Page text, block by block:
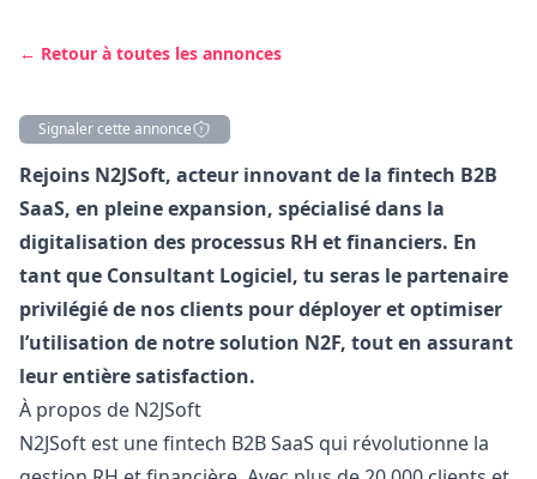
← Retour à toutes les annonces
Signaler cette annonce
Description
Rejoins N2JSoft, acteur innovant de la fintech B2B
SaaS, en pleine expansion, spécialisé dans la
digitalisation des processus RH et financiers. En
tant que Consultant Logiciel, tu seras le partenaire
privilégié de nos clients pour déployer et optimiser
l’utilisation de notre solution N2F, tout en assurant
leur entière satisfaction.
À propos de N2JSoft
N2JSoft est une fintech B2B SaaS qui révolutionne la